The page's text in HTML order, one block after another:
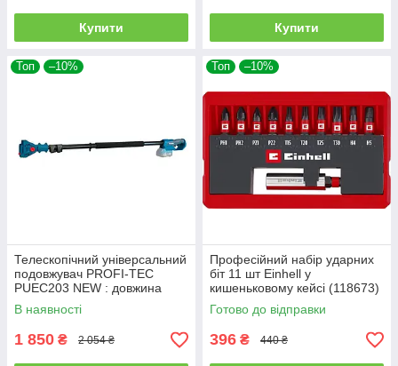
Купити Купити
Топ –10%
Телескопічний універсальний
подовжувач PROFI-TEC
PUEC203 NEW : довжина
1,4–3,0м (без АКБ та ЗП)
В наявності
1 850 ₴ 2 054 ₴
Топ –10%
Професійний набір ударних
біт 11 шт Einhell у
кишеньковому кейсі (118673)
Готово до відправки
396 ₴ 440 ₴